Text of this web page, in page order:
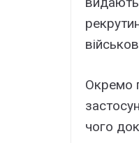
Окремо
чого